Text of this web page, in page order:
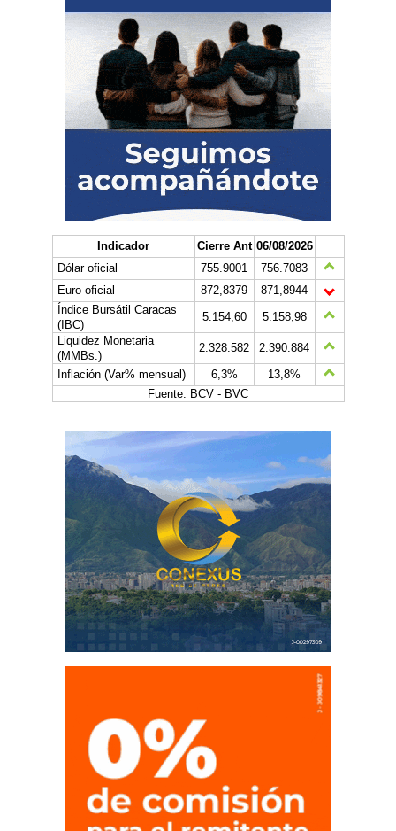
Indicador Cierre Ant 06/08/2026
Dólar oficial
755.9001
756.7083
Euro oficial
872,8379
871,8944
Índice Bursátil Caracas
(IBC)
5.154,60
5.158,98
Liquidez Monetaria
(MMBs.)
2.328.582
2.390.884
Inflación (Var% mensual)
6,3%
13,8%
Fuente: BCV - BVC